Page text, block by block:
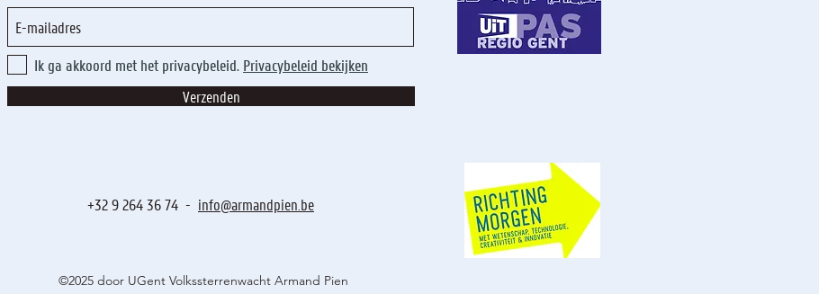
Ik ga akkoord met het privacybeleid. Privacybeleid bekijken
Verzenden
+32 9 264 36 74 - info@armandpien.be
©2025 door UGent Volkssterrenwacht Armand Pien